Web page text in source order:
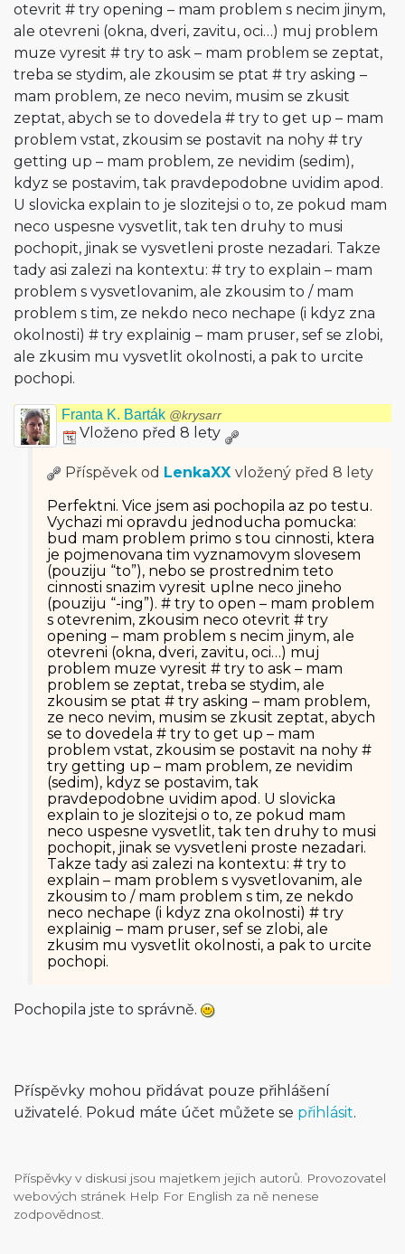
otevrit # try opening – mam problem s necim jinym,
ale otevreni (okna, dveri, zavitu, oci…) muj problem
muze vyresit # try to ask – mam problem se zeptat,
treba se stydim, ale zkousim se ptat # try asking –
mam problem, ze neco nevim, musim se zkusit
zeptat, abych se to dovedela # try to get up – mam
problem vstat, zkousim se postavit na nohy # try
getting up – mam problem, ze nevidim (sedim),
kdyz se postavim, tak pravdepodobne uvidim apod.
U slovicka explain to je slozitejsi o to, ze pokud mam
neco uspesne vysvetlit, tak ten druhy to musi
pochopit, jinak se vysvetleni proste nezadari. Takze
tady asi zalezi na kontextu: # try to explain – mam
problem s vysvetlovanim, ale zkousim to / mam
problem s tim, ze nekdo neco nechape (i kdyz zna
okolnosti) # try explainig – mam pruser, sef se zlobi,
ale zkusim mu vysvetlit okolnosti, a pak to urcite
pochopi.
Franta K. Barták @krysarr
Vloženo před 8 lety
Příspěvek od LenkaXX vložený před 8 lety
Perfektni. Vice jsem asi pochopila az po testu.
Vychazi mi opravdu jednoducha pomucka:
bud mam problem primo s tou cinnosti, ktera
je pojmenovana tim vyznamovym slovesem
(pouziju “to”), nebo se prostrednim teto
cinnosti snazim vyresit uplne neco jineho
(pouziju “-ing”). # try to open – mam problem
s otevrenim, zkousim neco otevrit # try
opening – mam problem s necim jinym, ale
otevreni (okna, dveri, zavitu, oci…) muj
problem muze vyresit # try to ask – mam
problem se zeptat, treba se stydim, ale
zkousim se ptat # try asking – mam problem,
ze neco nevim, musim se zkusit zeptat, abych
se to dovedela # try to get up – mam
problem vstat, zkousim se postavit na nohy #
try getting up – mam problem, ze nevidim
(sedim), kdyz se postavim, tak
pravdepodobne uvidim apod. U slovicka
explain to je slozitejsi o to, ze pokud mam
neco uspesne vysvetlit, tak ten druhy to musi
pochopit, jinak se vysvetleni proste nezadari.
Takze tady asi zalezi na kontextu: # try to
explain – mam problem s vysvetlovanim, ale
zkousim to / mam problem s tim, ze nekdo
neco nechape (i kdyz zna okolnosti) # try
explainig – mam pruser, sef se zlobi, ale
zkusim mu vysvetlit okolnosti, a pak to urcite
pochopi.
Pochopila jste to správně.
Příspěvky mohou přidávat pouze přihlášení
uživatelé. Pokud máte účet můžete se přihlásit.
Příspěvky v diskusi jsou majetkem jejich autorů. Provozovatel
webových stránek Help For English za ně nenese
zodpovědnost.